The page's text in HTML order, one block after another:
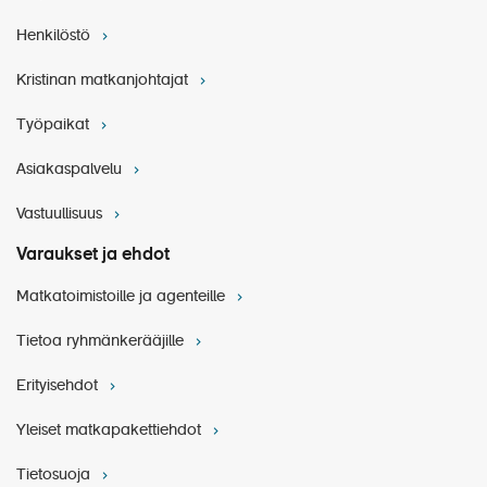
Henkilöstö
Kristinan matkanjohtajat
Työpaikat
Asiakaspalvelu
Vastuullisuus
Varaukset ja ehdot
Matkatoimistoille ja agenteille
Tietoa ryhmänkerääjille
Erityisehdot
Yleiset matkapakettiehdot
Tietosuoja